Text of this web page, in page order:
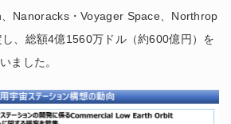
Nanoracks・Voyager Space、Northrop
、総額4億1560万ドル（約600億円）を
ました。